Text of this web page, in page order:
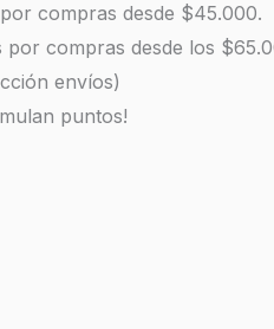
compras desde $45.000.
por compras desde los
envíos)
puntos!